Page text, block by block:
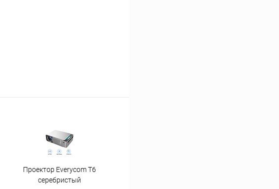
Проектор Everycom T6
серебристый